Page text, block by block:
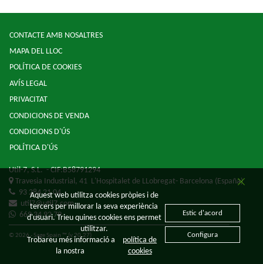
CONTACTE AMB NOSALTRES
MAPA DEL LLOC
POLÍTICA DE COOKIES
AVÍS LEGAL
PRIVACITAT
CONDICIONS DE VENDA
CONDICIONS D'ÚS
POLÍTICA D'ÚS
Util-7, S.L.- CIF:B58791294
Travesia Industrial, 41 L'Hospitalet de LLobregat- Barcelona (España)
93 284 21 04
util7@util7.com
669 34 92 79
© 2026 - Sage Spain ™ (v.20.27)
Aquest web utilitza cookies pròpies i de
tercers per millorar la seva experiència
d'usuari. Trieu quines cookies ens permet
utilitzar.
Trobareu més informació a
la nostra
política de
cookies
Estic d'acord
Configura